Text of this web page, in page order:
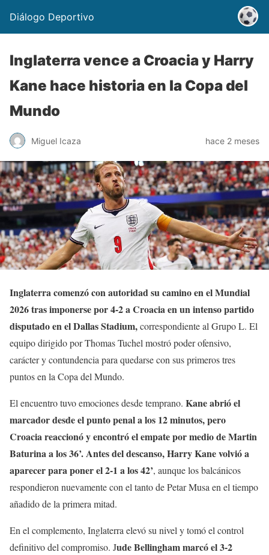
Diálogo Deportivo
Inglaterra vence a Croacia y Harry
Kane hace historia en la Copa del
Mundo
Miguel Icaza hace 2 meses
Inglaterra comenzó con autoridad su camino en el Mundial
2026 tras imponerse por 4-2 a Croacia en un intenso partido
disputado en el Dallas Stadium,correspondiente al Grupo L. El
equipo dirigido por Thomas Tuchel mostró poder ofensivo,
carácter y contundencia para quedarse con sus primeros tres
puntos en la Copa del Mundo.
El encuentro tuvo emociones desde temprano. Kane abrió el
marcador desde el punto penal a los 12 minutos, pero
Croacia reaccionó y encontró el empate por medio de Martin
Baturina a los 36’. Antes del descanso, Harry Kane volvió a
aparecer para poner el 2-1 a los 42’, aunque los balcánicos
respondieron nuevamente con el tanto de Petar Musa en el tiempo
añadido de la primera mitad.
En el complemento, Inglaterra elevó su nivel y tomó el control
definitivo del compromiso. Jude Bellingham marcó el 3-2